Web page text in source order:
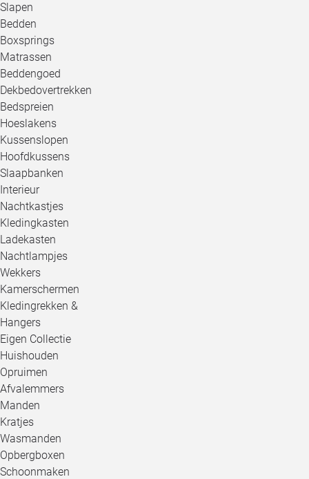
Slapen
Bedden
Boxsprings
Matrassen
Beddengoed
Dekbedovertrekken
Bedspreien
Hoeslakens
Kussenslopen
Hoofdkussens
Slaapbanken
Interieur
Nachtkastjes
Kledingkasten
Ladekasten
Nachtlampjes
Wekkers
Kamerschermen
Kledingrekken &
Hangers
Eigen Collectie
Huishouden
Opruimen
Afvalemmers
Manden
Kratjes
Wasmanden
Opbergboxen
Schoonmaken